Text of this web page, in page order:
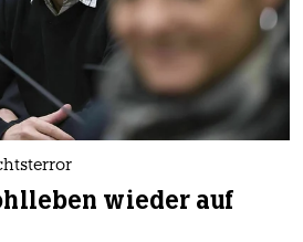
wieder auf